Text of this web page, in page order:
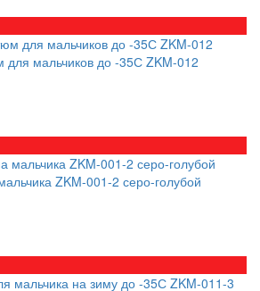
мальчиков до -35С ZKM-012
ZKM-001-2 серо-голубой